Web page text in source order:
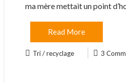
ma mère mettait un point
Read More
Tri / recyclage 3